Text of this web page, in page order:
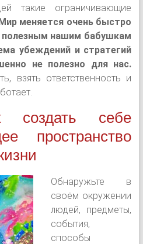
такие ограничивающие
меняется очень быстро
полезным нашим бабушкам
убеждений и стратегий
не полезно для нас.
взять ответственность и
себе
пространство
Обнаружьте в
своём окружении
людей, предметы,
события,
способы